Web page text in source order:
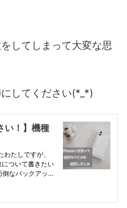
してしまって大変な思
してください(*_*)